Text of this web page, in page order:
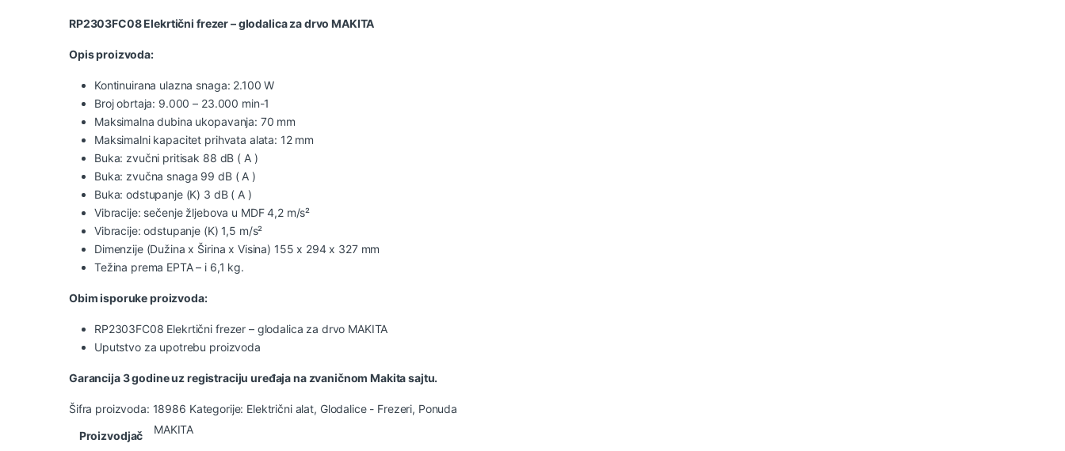
RP2303FC08 Elekrtični frezer – glodalica za drvo MAKITA
Opis proizvoda:
Kontinuirana ulazna snaga: 2.100 W
Broj obrtaja: 9.000 – 23.000 min-1
Maksimalna dubina ukopavanja: 70 mm
Maksimalni kapacitet prihvata alata: 12 mm
Buka: zvučni pritisak 88 dB ( A )
Buka: zvučna snaga 99 dB ( A )
Buka: odstupanje (K) 3 dB ( A )
Vibracije: sečenje žljebova u MDF 4,2 m/s²
Vibracije: odstupanje (K) 1,5 m/s²
Dimenzije (Dužina x Širina x Visina) 155 x 294 x 327 mm
Težina prema EPTA – i 6,1 kg.
Obim isporuke proizvoda:
RP2303FC08 Elekrtični frezer – glodalica za drvo MAKITA
Uputstvo za upotrebu proizvoda
Garancija 3 godine uz registraciju uređaja na zvaničnom Makita sajtu.
Šifra proizvoda: 18986 Kategorije: Električni alat, Glodalice - Frezeri, Ponuda
Proizvodjač
MAKITA